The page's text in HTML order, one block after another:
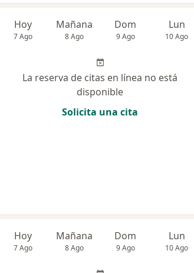
Hoy
7 Ago
Mañana
8 Ago
Dom
9 Ago
Lun
10 Ago
La reserva de citas en línea no está
disponible
Solicita una cita
Hoy
7 Ago
Mañana
8 Ago
Dom
9 Ago
Lun
10 Ago